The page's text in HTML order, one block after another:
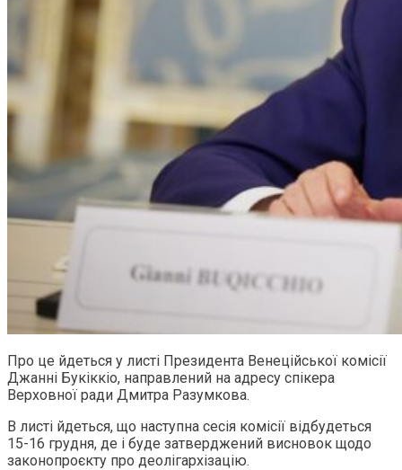
Про це йдеться у листі Президента Венеційської комісії
Джанні Букіккіо, направлений на адресу спікера
Верховної ради Дмитра Разумкова.
В листі йдеться, що наступна сесія комісії відбудеться
15-16 грудня, де і буде затверджений висновок щодо
законопроєкту про деолігархізацію.